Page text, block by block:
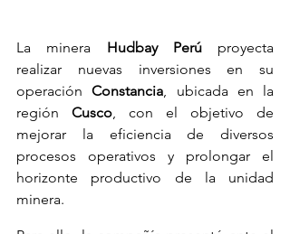
La minera Hudbay Perú proyecta
realizar nuevas inversiones en su
operación Constancia , ubicada en la
región Cusco , con el objetivo de
mejorar la eficiencia de diversos
procesos operativos y prolongar el
horizonte productivo de la unidad
minera.